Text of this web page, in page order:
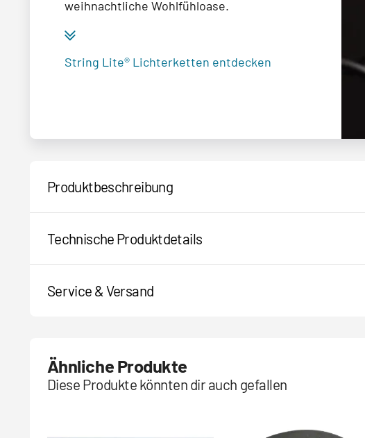
weihnachtliche Wohlfühloase.
String Lite® Lichterketten entdecken
Produktbeschreibung
Technische Produktdetails
Service & Versand
Ähnliche Produkte
Diese Produkte könnten dir auch gefallen